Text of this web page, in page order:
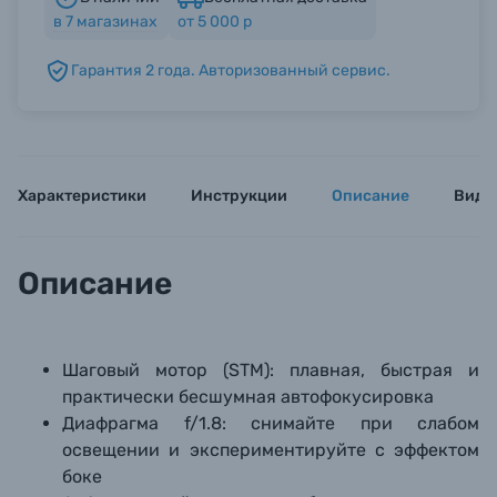
Б/У фототехника (Комиссионные товары)
в 7 магазинах
от 5 000 р
Гарантия 2 года. Авторизованный сервис.
Характеристики Инструкции Описание
Описание
Шаговый мотор (STM): плавная, быстрая и
практически бесшумная автофокусировка
Диафрагма f/1.8: снимайте при слабом
освещении и экспериментируйте с эффектом
боке